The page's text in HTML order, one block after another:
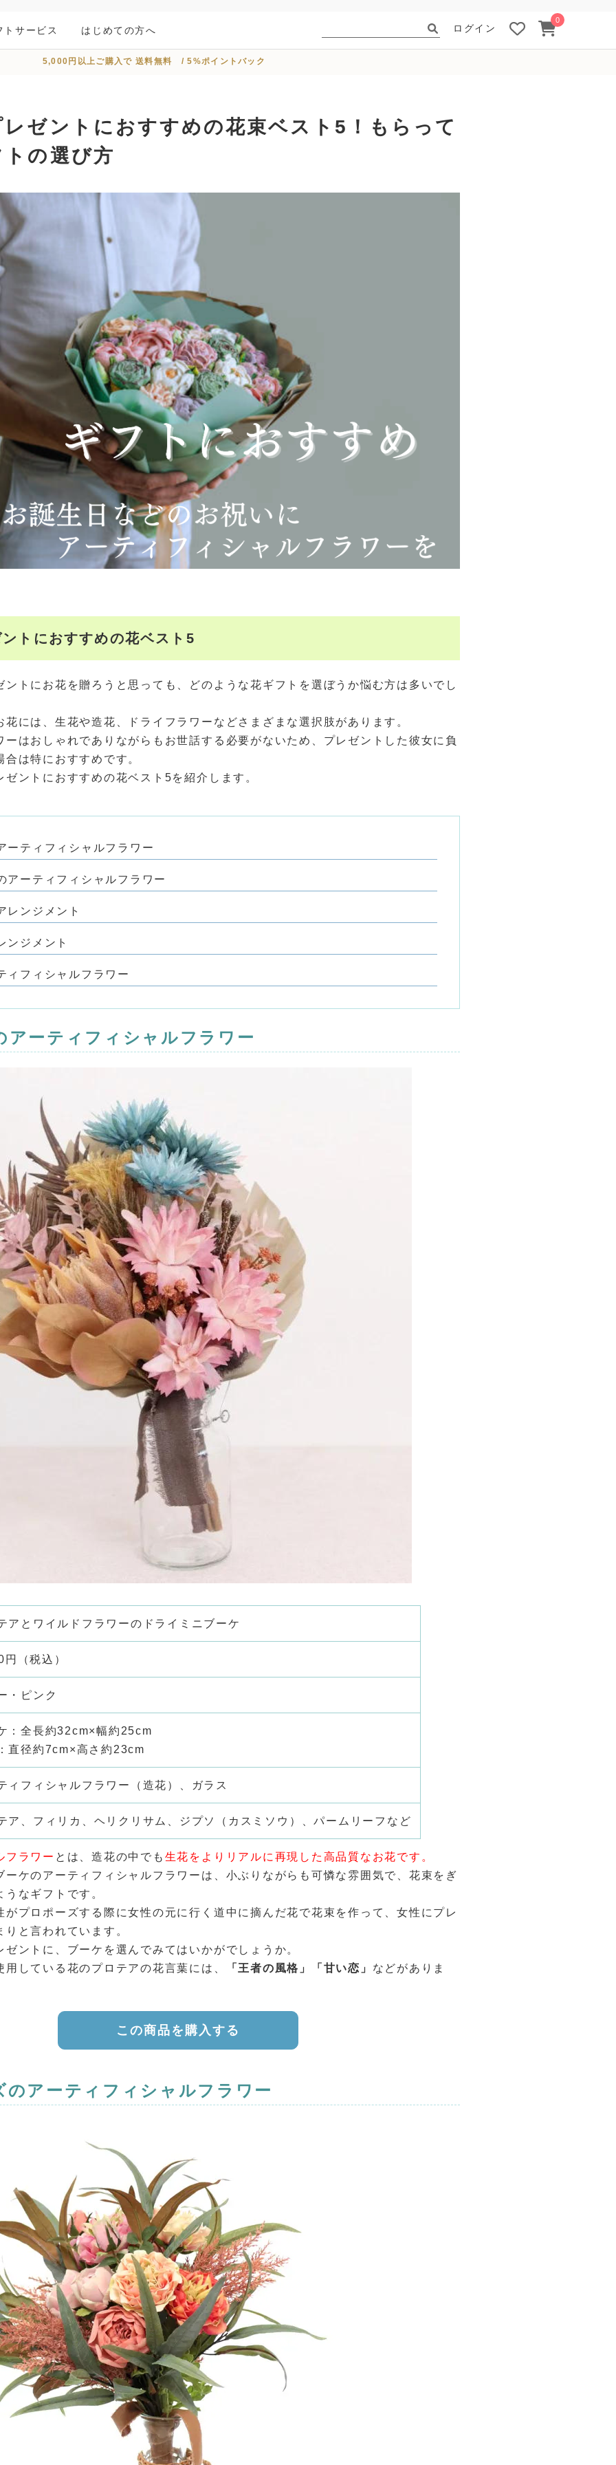
トサービス はじめての方へ ログイン
0
5,000円以上ご購入で 送料無料 / 5%ポイントバック
ゼントにおすすめの花束ベスト5！もらって
の選び方
トにおすすめの花ベスト5
ントにお花を贈ろうと思っても、どのような花ギフトを選ぼうか悩む方は多いでし
花には、生花や造花、ドライフラワーなどさまざまな選択肢があります。
ーはおしゃれでありながらもお世話する必要がないため、プレゼントした彼女に負
は特におすすめです。
ゼントにおすすめの花ベスト5を紹介します。
ーティフィシャルフラワー
アーティフィシャルフラワー
レンジメント
ンジメント
ィフィシャルフラワー
アーティフィシャルフラワー
アとワイルドフラワーのドライミニブーケ
（税込）
・ピンク
：全長約32cm×幅約25cm
直径約7cm×高さ約23cm
ィフィシャルフラワー（造花）、ガラス
ア、フィリカ、ヘリクリサム、ジプソ（カスミソウ）、パームリーフなど
フラワー とは、造花の中でも 生花をよりリアルに再現した高品質なお花です。
ーケのアーティフィシャルフラワーは、小ぶりながらも可憐な雰囲気で、花束をぎ
なギフトです。
がプロポーズする際に女性の元に行く道中に摘んだ花で花束を作って、女性にプレ
と言われています。
ゼントに、ブーケを選んでみてはいかがでしょうか。
している花のプロテアの花言葉には、
「王者の風格」「甘い恋」 などがありま
この商品を購入する
のアーティフィシャルフラワー